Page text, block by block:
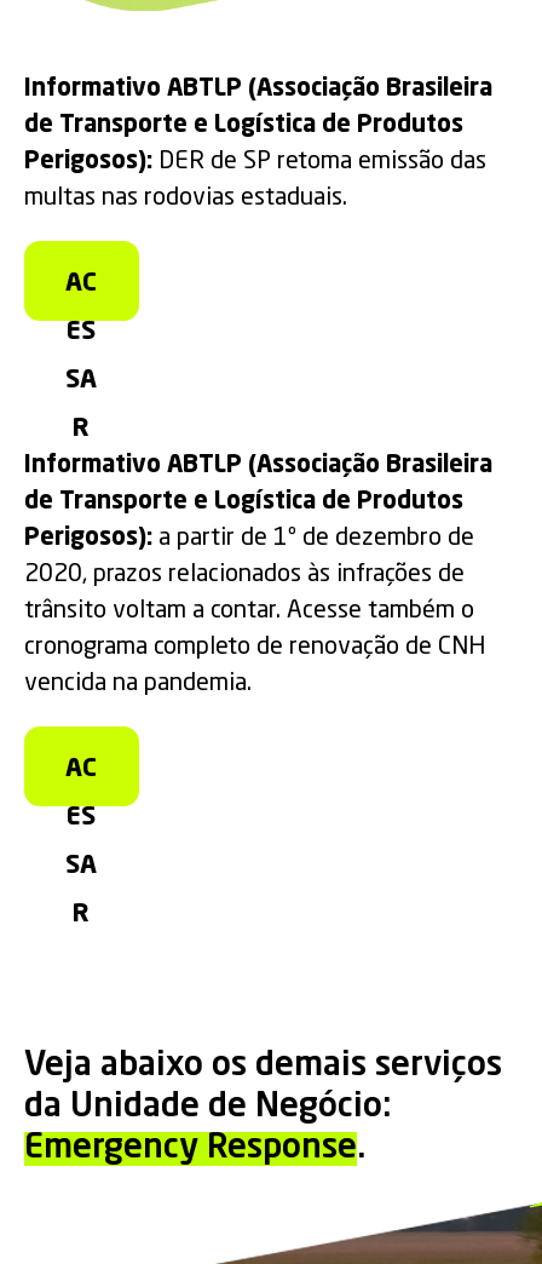
Informativo ABTLP (Associação Brasileira
de Transporte e Logística de Produtos
Perigosos): DER de SP retoma emissão das
multas nas rodovias estaduais.
AC
ES
SA
R
Informativo ABTLP (Associação Brasileira
de Transporte e Logística de Produtos
Perigosos): a partir de 1º de dezembro de
2020, prazos relacionados às infrações de
trânsito voltam a contar. Acesse também o
cronograma completo de renovação de CNH
vencida na pandemia.
AC
ES
SA
R
Veja abaixo os demais serviços
da Unidade de Negócio:
Emergency Response.